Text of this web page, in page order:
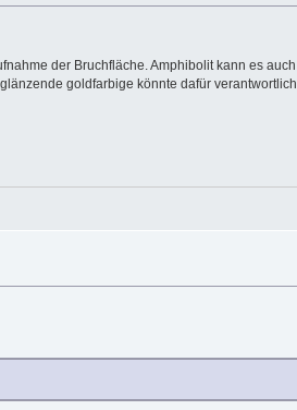
der Bruchfläche. Amphibolit kann es
goldfarbige könnte dafür